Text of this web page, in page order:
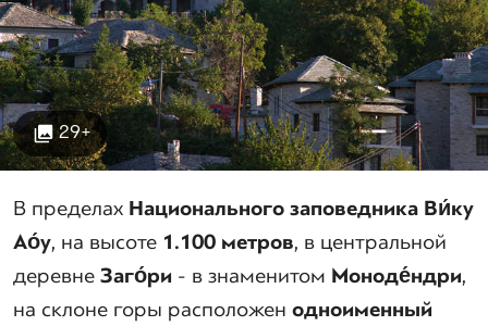
29+
В пределах Национального заповедника Ви́ку
Ао́у, на высоте 1.100 метров, в центральной
деревнеЗаго́ри - в знаменитом Моноде́ндри,
на склоне горы расположен одноименный